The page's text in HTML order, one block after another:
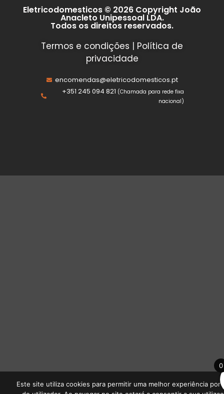
Eletricodomesticos © 2026 Copyright João
Anacleto Unipessoal LDA.
Todos os direitos reservados.
Termos e condições | Política de
privacidade
encomendas@eletricodomesticos.pt
+351 245 094 821 (Chamada para rede fixa
nacional)
0
Este site utiliza cookies para permitir uma melhor experiência por